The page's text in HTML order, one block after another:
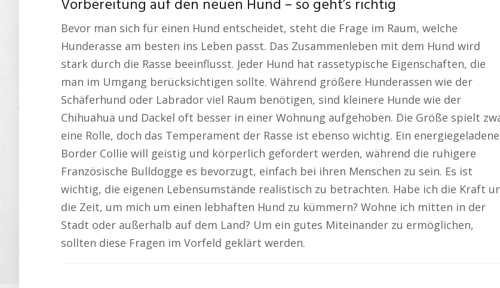
Vorbereitung auf den neuen Hund – so geht’s richtig
Bevor man sich für einen Hund entscheidet, steht die Frage im Raum, welche
Hunderasse am besten ins Leben passt. Das Zusammenleben mit dem Hund wird
stark durch die Rasse beeinflusst. Jeder Hund hat rassetypische Eigenschaften, die
man im Umgang berücksichtigen sollte. Während größere Hunderassen wie der
Schäferhund oder Labrador viel Raum benötigen, sind kleinere Hunde wie der
Chihuahua und Dackel oft besser in einer Wohnung aufgehoben. Die Größe spielt
eine Rolle, doch das Temperament der Rasse ist ebenso wichtig. Ein
Border Collie will geistig und körperlich gefordert werden, während die ruhigere
Französische Bulldogge es bevorzugt, einfach bei ihren Menschen zu sein. Es ist
wichtig, die eigenen Lebensumstände realistisch zu betrachten. Habe ich die Kraft
die Zeit, um mich um einen lebhaften Hund zu kümmern? Wohne ich mitten in der
Stadt oder außerhalb auf dem Land? Um ein gutes Miteinander zu ermöglichen,
sollten diese Fragen im Vorfeld geklärt werden.